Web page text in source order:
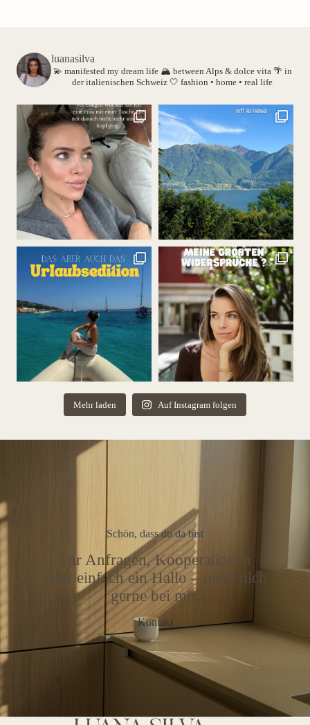
luanasilva
💫 manifested my dream life 🏔️ between Alps & dolce vita 🌴 in
der italienischen Schweiz 🤍 fashion • home • real life
Mehr laden Auf Instagram folgen
Schön, dass du da bist
Für Anfragen, Kooperationen
oder einfach ein Hallo – meld dich
gerne bei mir.
Kontakt